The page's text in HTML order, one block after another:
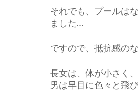
それでも、プールは
ました…
ですので、抵抗感の
長女は、体が小さく
男は早目に色々と飛